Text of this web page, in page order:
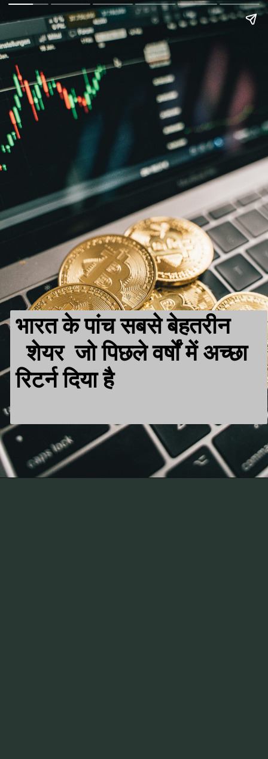
भारत के पांच सबसे बेहतरीन
शेयर जो पिछले वर्षों में अच्छा
रिटर्न दिया है